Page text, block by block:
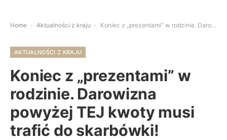
Home - Aktualności z kraju - Koniec z „prezentami” w rodzinie. Darowizna powyżej TEJ kwoty musi trafić do skarbówki!
AKTUALNOŚCI Z KRAJU
Koniec z „prezentami” w
rodzinie. Darowizna
powyżej TEJ kwoty musi
trafić do skarbówki!